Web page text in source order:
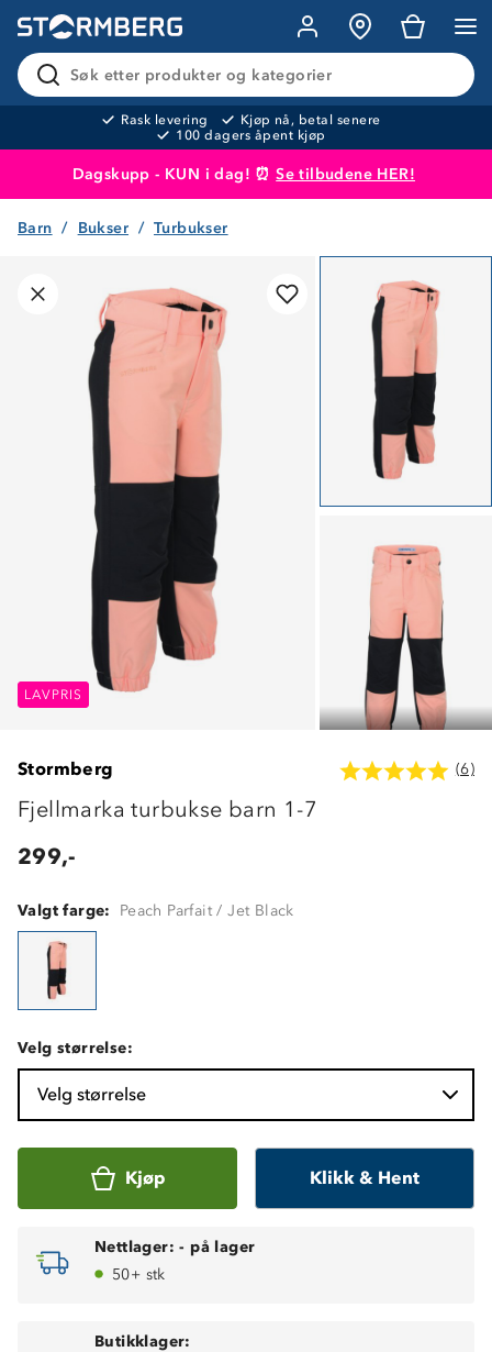
Søk etter produkter og kategorier
Rask levering
Kjøp nå, betal senere
100 dagers åpent kjøp
Dagskupp - KUN i dag! ⏰Se tilbudene HER!
Produktet er lagt i handlekurven
Barn Bukser Turbukser
LAVPRIS LAVPRIS
LAVPRIS
Stormberg (6)
Fjellmarka turbukse barn 1-7
299,-
Valgt farge: Peach Parfait / Jet Black
Velg størrelse:
Velg størrelse
Kjøp Klikk & Hent
Nettlager: - på lager
50+ stk
Butikklager: